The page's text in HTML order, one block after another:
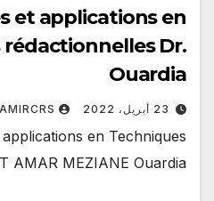
et applications en
Dr.
Ouardia
23 أبريل، 2022
en Techniques
AMAR MEZIANE Ouardia